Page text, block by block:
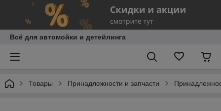
Всё для автомойки и детейлинга
Товары Принадлежности и запчасти